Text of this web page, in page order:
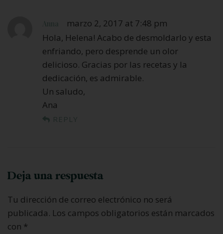
Anna
marzo 2, 2017 at 7:48 pm
Hola, Helena! Acabo de desmoldarlo y esta
enfriando, pero desprende un olor
delicioso. Gracias por las recetas y la
dedicación, es admirable.
Un saludo,
Ana
REPLY
Deja una respuesta
Tu dirección de correo electrónico no será
publicada. Los campos obligatorios están marcados
con *